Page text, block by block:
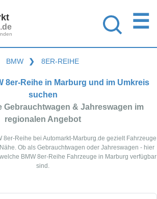
.de ☰
BMW ❯ 8ER-REIHE
8er-Reihe in Marburg und im Umkreis
suchen
Gebrauchtwagen & Jahreswagen im
regionalen Angebot
8er-Reihe bei Automarkt-Marburg.de gezielt Fahrzeuge
Ob als Gebrauchtwagen oder Jahreswagen - hier
BMW 8er-Reihe Fahrzeuge in Marburg verfügbar
sind.